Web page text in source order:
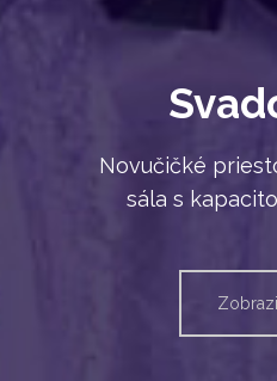
Novučičké
sála s